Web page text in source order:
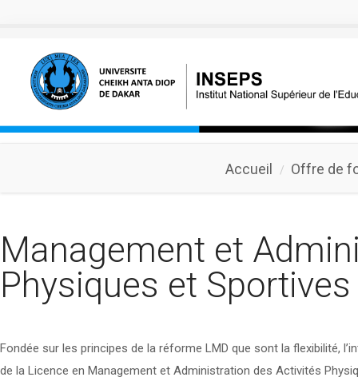
Accueil Offre de
Management et
Physiques et Sportives
Fondée sur les principes de la réforme LMD que sont la flexibilité,
de la Licence en Management et Administration des Activités